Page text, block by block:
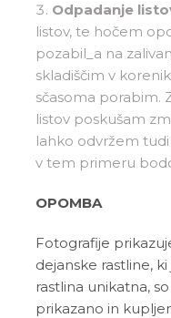
Odpadanje
listov, te hočem
pozabil_a na
skladiščim v
sčasoma porabim.
listov poskušam
lahko odvržem
v tem primeru
OPOMBA
Fotografije
dejanske rastline,
rastlina unikatna,
prikazano in